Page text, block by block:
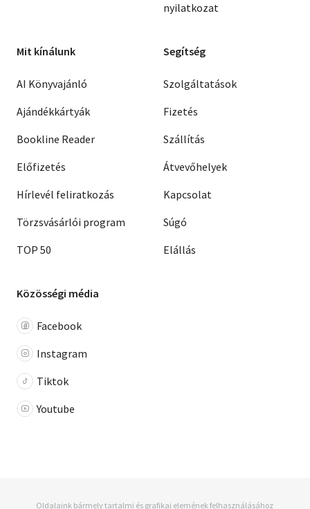
nyilatkozat
Mit kínálunk
AI Könyvajánló
Ajándékkártyák
Bookline Reader
Előfizetés
Hírlevél feliratkozás
Törzsvásárlói program
TOP 50
Segítség
Szolgáltatások
Fizetés
Szállítás
Átvevőhelyek
Kapcsolat
Súgó
Elállás
Közösségi média
Facebook
Instagram
Tiktok
Youtube
Oldalaink bármely tartalmi és grafikai elemének felhasználásához